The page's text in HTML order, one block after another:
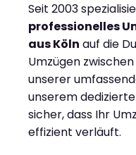
Seit 2003
professionelles
aus Köln auf die
Umzügen
unserer
unserem
sicher, dass Ihr
effizient verläuft.